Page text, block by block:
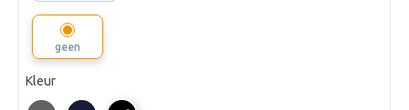
geen
Kleur